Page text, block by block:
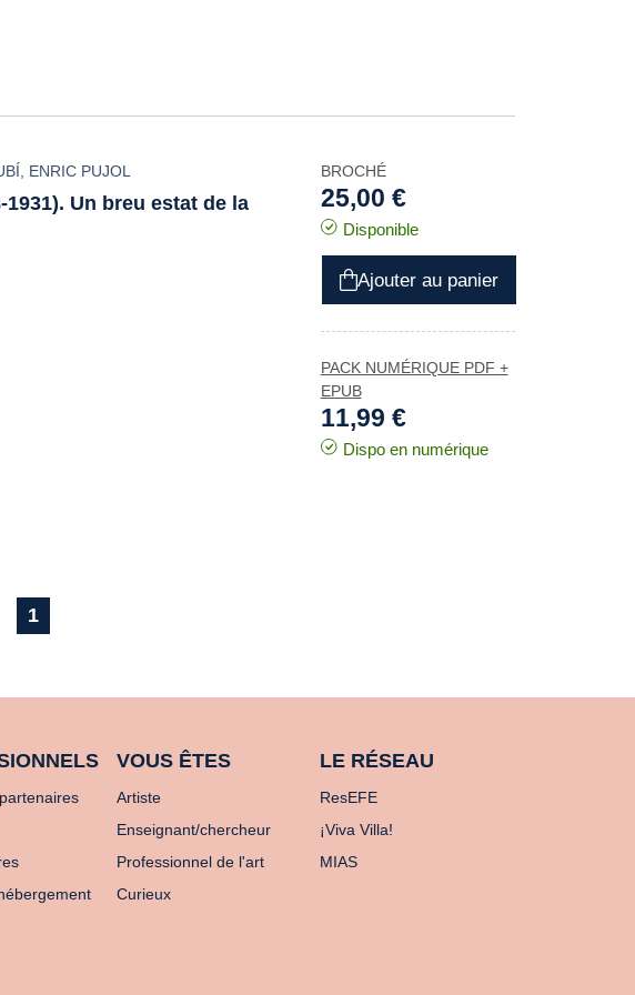
ENRIC PUJOL
Un breu estat de la
BROCHÉ
25,00 €
Disponible
Ajouter au panier
PACK NUMÉRIQUE PDF +
EPUB
11,99 €
Dispo en numérique
1
VOUS ÊTES
Artiste
Enseignant/chercheur
Professionnel de l'art
Curieux
LE RÉSEAU
ResEFE
¡Viva Villa!
MIAS